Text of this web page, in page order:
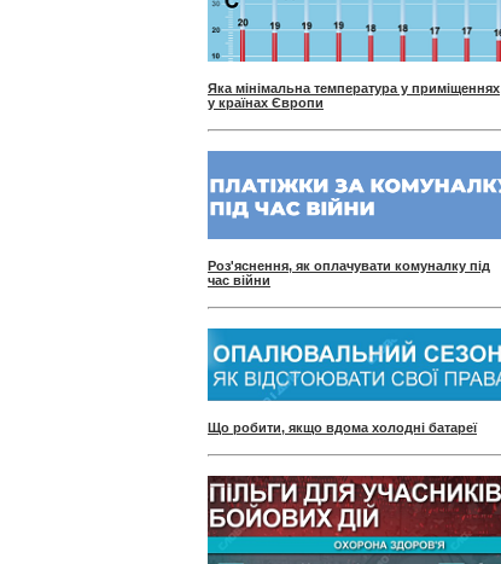
Яка мінімальна температура у приміщеннях
у країнах Європи
Роз'яснення, як оплачувати комуналку під
час війни
Що робити, якщо вдома холодні батареї